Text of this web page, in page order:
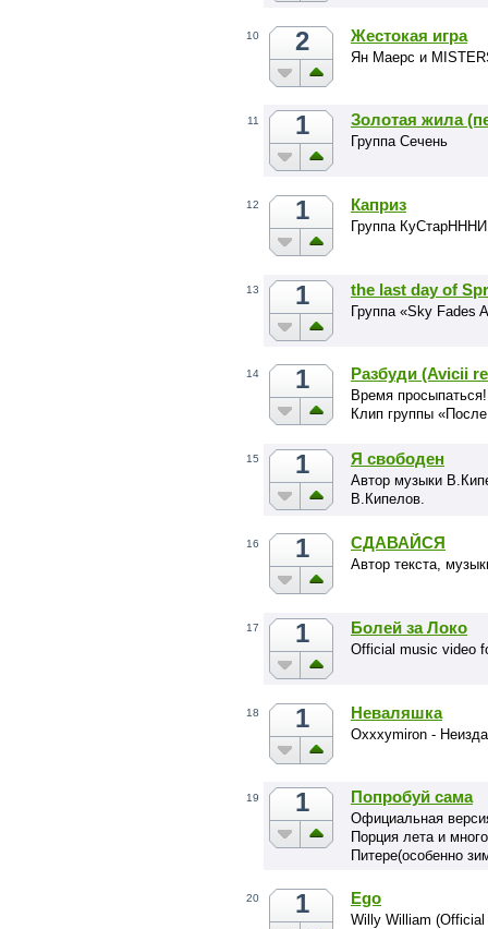
10 2 Жестокая игра
Ян Маерс и
11 1 Золотая жила
Группа Сечень
12 1 Каприз
Группа
13 1 the last day of
Группа «Sky Fades
14 1 Разбуди (Avicii
Время просыпаться!
Клип группы
15 1 Я свободен
Автор музыки
В.Кипелов.
16 1 СДАВАЙСЯ
Автор текста,
17 1 Болей за Локо
Official music video
18 1 Неваляшка
Oxxxymiron -
19 1 Попробуй сама
Официальная
Порция лета и
Питере(особенно
20 1 Ego
Willy William (Official